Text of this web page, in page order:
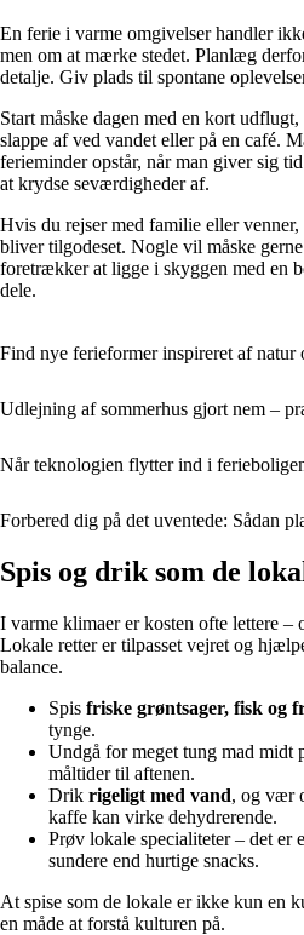
En ferie i varme omgivelser handler
men om at mærke stedet. Planlæg
detalje. Giv plads til spontane
Start måske dagen med en kort
slappe af ved vandet eller på en café.
ferieminder opstår, når man giver sig
at krydse seværdigheder af.
Hvis du rejser med familie eller venner,
bliver tilgodeset. Nogle vil måske
foretrækker at ligge i skyggen med en
dele.
Find nye ferieformer inspireret af natur
Udlejning af sommerhus gjort nem –
Når teknologien flytter ind i
Forbered dig på det uventede: Sådan
Spis og drik som de
I varme klimaer er kosten ofte lettere –
Lokale retter er tilpasset vejret og
balance.
Spis friske grøntsager, fisk og
tynge.
Undgå for meget tung mad midt
måltider til aftenen.
Drik rigeligt med vand, og vær
kaffe kan virke dehydrerende.
Prøv lokale specialiteter – det er
sundere end hurtige snacks.
At spise som de lokale er ikke kun en
en måde at forstå kulturen på.